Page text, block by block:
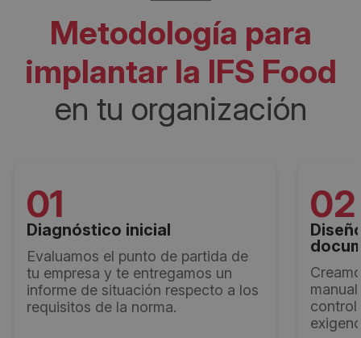
Metodología para
implantar la IFS Food
en tu organización
01
Diagnóstico inicial
Evaluamos el punto de partida de
tu empresa y te entregamos un
informe de situación respecto a los
requisitos de la norma.
02
control